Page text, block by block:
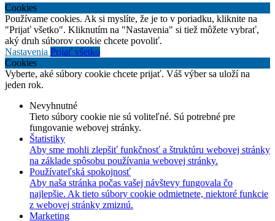
Cookies
Používame cookies. Ak si myslíte, že je to v poriadku, kliknite na
"Prijať všetko". Kliknutím na "Nastavenia" si tiež môžete vybrať,
aký druh súborov cookie chcete povoliť.
Nastavenia Prijať všetko
Cookies
Vyberte, aké súbory cookie chcete prijať. Váš výber sa uloží na
jeden rok.
Nevyhnutné
Tieto súbory cookie nie sú voliteľné. Sú potrebné pre
fungovanie webovej stránky.
Štatistiky
Aby sme mohli zlepšiť funkčnosť a štruktúru webovej stránky
na základe spôsobu používania webovej stránky.
Používateľská spokojnosť
Aby naša stránka počas vašej návštevy fungovala čo
najlepšie. Ak tieto súbory cookie odmietnete, niektoré funkcie
z webovej stránky zmiznú.
Marketing